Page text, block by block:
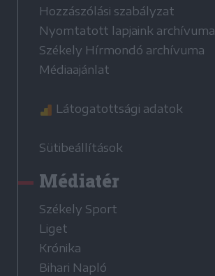
Hozzászólási szabályzat
Nyomtatott lapjaink archívuma
Székely Hírmondó archívuma
Médiaajánlat
Látogatottsági adatok
Sütibeállítások
Médiatér
Székely Sport
Liget
Krónika
Bihari Napló